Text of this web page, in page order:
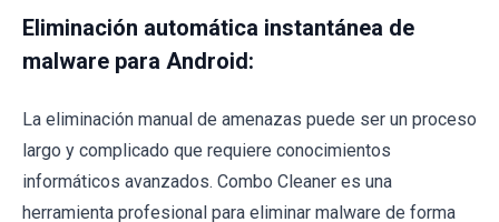
Eliminación automática instantánea de
malware para Android:
La eliminación manual de amenazas puede ser un proceso
largo y complicado que requiere conocimientos
informáticos avanzados. Combo Cleaner es una
herramienta profesional para eliminar malware de forma